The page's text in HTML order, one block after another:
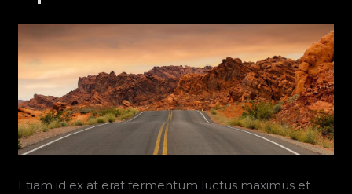
Etiam id ex at erat fermentum luctus maximus et